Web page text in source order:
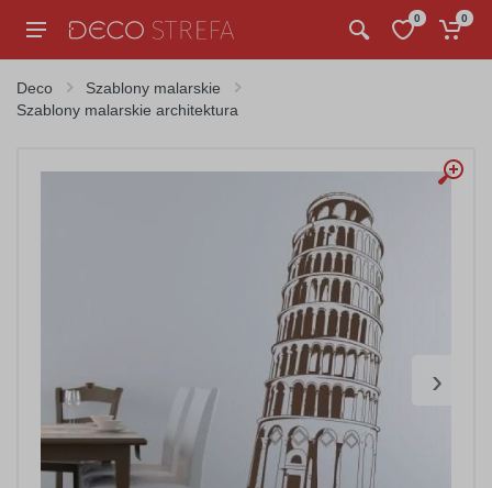
0 0
Deco
Szablony malarskie
Szablony malarskie architektura
›